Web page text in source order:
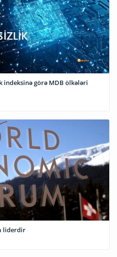
indeksinə görə MDB ölkələri
liderdir